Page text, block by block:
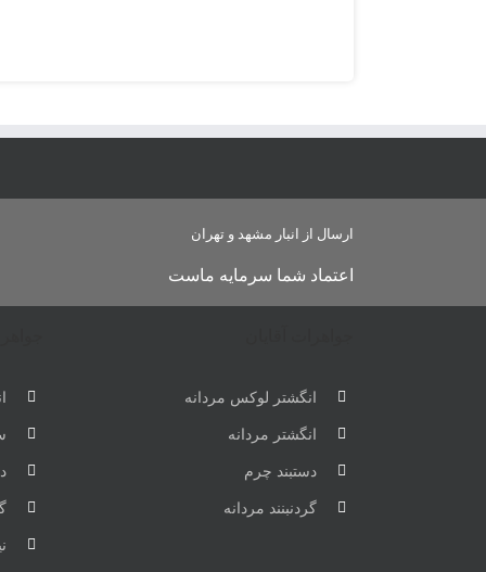
ارسال از انبار مشهد و تهران
اعتماد شما سرمایه ماست
انگشتر لوکس مردانه
انگشتر مردانه
دستبند چرم
گردنبنند مردانه